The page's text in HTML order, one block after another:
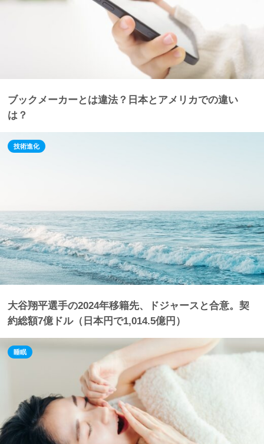
ブックメーカーとは違法？日本とアメリカでの違い
は？
大谷翔平選手の2024年移籍先、ドジャースと合意。契
約総額7億ドル（日本円で1,014.5億円）
技術進化
睡眠